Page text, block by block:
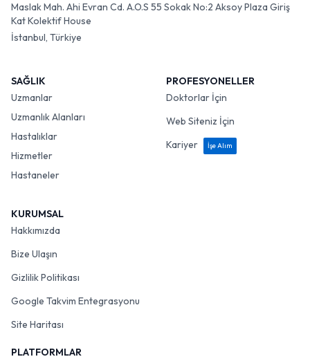
Maslak Mah. Ahi Evran Cd. A.O.S 55 Sokak No:2 Aksoy Plaza Giriş
Kat Kolektif House
İstanbul, Türkiye
SAĞLIK
Uzmanlar
Uzmanlık Alanları
Hastalıklar
Hizmetler
Hastaneler
PROFESYONELLER
Doktorlar İçin
Web Siteniz İçin
Kariyer
İşe Alım
KURUMSAL
Hakkımızda
Bize Ulaşın
Gizlilik Politikası
Google Takvim Entegrasyonu
Site Haritası
PLATFORMLAR